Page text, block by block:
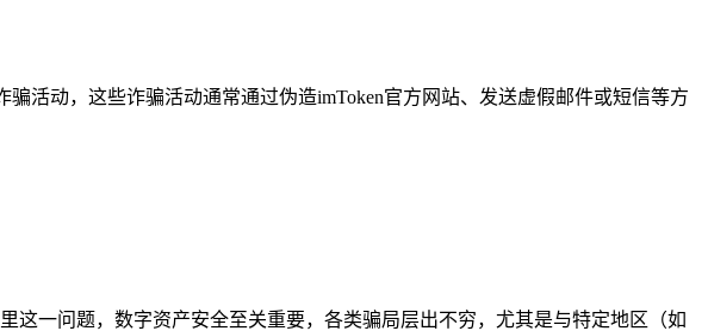
活动，这些诈骗活动通常通过伪造imToken官方网站、发送虚假邮件或短信等方
这一问题，数字资产安全至关重要，各类骗局层出不穷，尤其是与特定地区（如